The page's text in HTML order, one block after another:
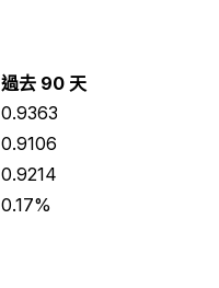
過去 90 天
0.9363
0.9106
0.9214
0.17%